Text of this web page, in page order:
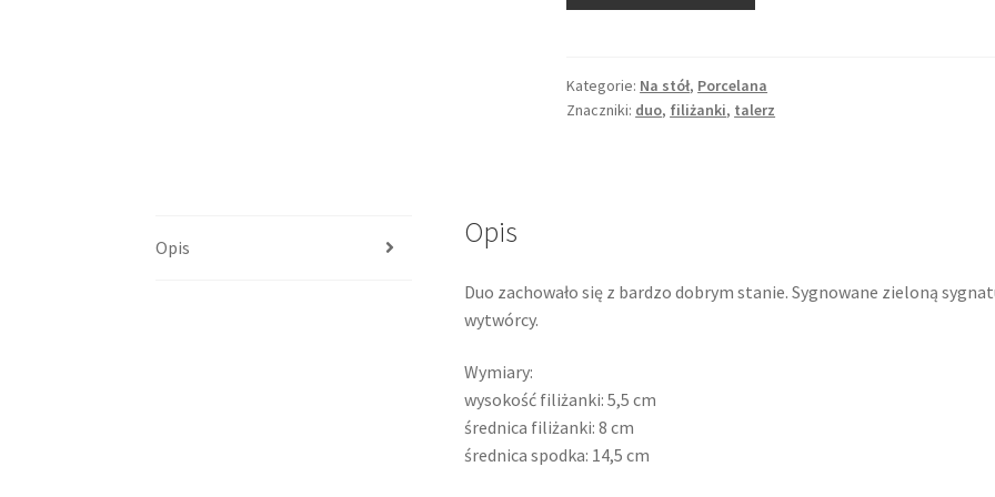
biała
reliefowa
Kategorie: Na stół, Porcelana
Znaczniki: duo, filiżanki, talerz
Opis Opis
Duo zachowało się z bardzo dobrym stanie. Sygnowane zieloną
wytwórcy.
Wymiary:
wysokość filiżanki: 5,5 cm
średnica filiżanki: 8 cm
średnica spodka: 14,5 cm